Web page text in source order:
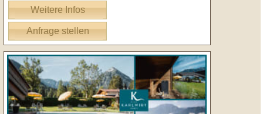
Weitere Infos
Anfrage stellen